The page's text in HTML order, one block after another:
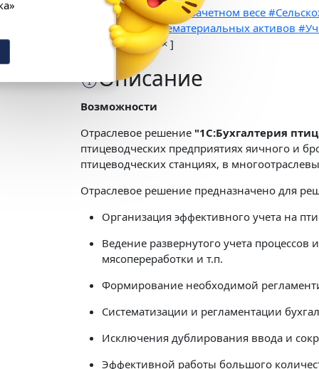
#Учет физическом и зачетном весе
головы)#Учет нематериальных активов
свидетельст[... ]
Описание
Возможности
Отраслевое решение "1С:Бухгалтерия
птицеводческих предприятиях яичного и
птицеводческих станциях, в
Отраслевое решение предназначено для
Организация эффективного учета на
Ведение развернутого учета
мясопереработки и т.п.
Формирование необходимой
Систематизации и регламентации
Исключения дублирования ввода и
Эффективной работы большого
«1С:Кабинет сотрудника»
Выгода 12 978 ₽
Получить подарок